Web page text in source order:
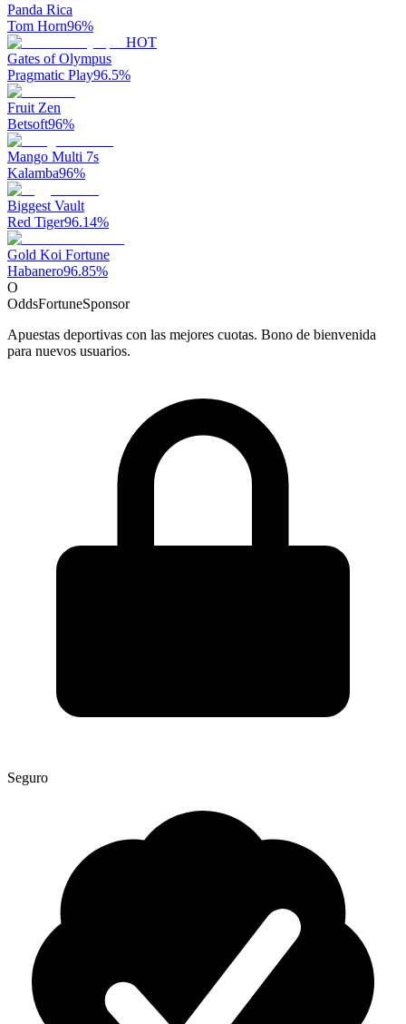
Panda Rica
Tom Horn96%
HOT
Gates of Olympus
Pragmatic Play96.5%
Fruit Zen
Betsoft96%
Mango Multi 7s
Kalamba96%
Biggest Vault
Red Tiger96.14%
Gold Koi Fortune
Habanero96.85%
O
OddsFortuneSponsor
Apuestas deportivas con las mejores cuotas. Bono de bienvenida
para nuevos usuarios.
Seguro